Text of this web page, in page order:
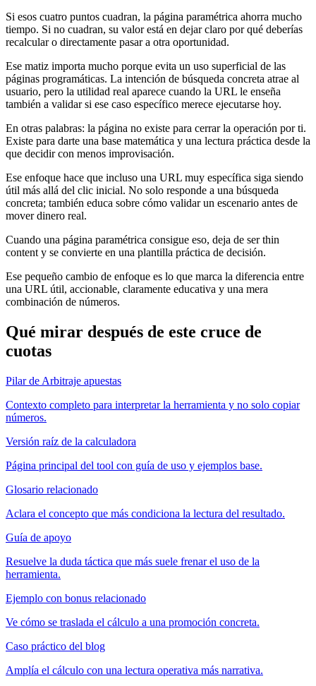
Si esos cuatro puntos cuadran, la página paramétrica ahorra mucho
tiempo. Si no cuadran, su valor está en dejar claro por qué deberías
recalcular o directamente pasar a otra oportunidad.
Ese matiz importa mucho porque evita un uso superficial de las
páginas programáticas. La intención de búsqueda concreta atrae al
usuario, pero la utilidad real aparece cuando la URL le enseña
también a validar si ese caso específico merece ejecutarse hoy.
En otras palabras: la página no existe para cerrar la operación por ti.
Existe para darte una base matemática y una lectura práctica desde la
que decidir con menos improvisación.
Ese enfoque hace que incluso una URL muy específica siga siendo
útil más allá del clic inicial. No solo responde a una búsqueda
concreta; también educa sobre cómo validar un escenario antes de
mover dinero real.
Cuando una página paramétrica consigue eso, deja de ser thin
content y se convierte en una plantilla práctica de decisión.
Ese pequeño cambio de enfoque es lo que marca la diferencia entre
una URL útil, accionable, claramente educativa y una mera
combinación de números.
Qué mirar después de este cruce de
cuotas
Pilar de Arbitraje apuestas
Contexto completo para interpretar la herramienta y no solo copiar
números.
Versión raíz de la calculadora
Página principal del tool con guía de uso y ejemplos base.
Glosario relacionado
Aclara el concepto que más condiciona la lectura del resultado.
Guía de apoyo
Resuelve la duda táctica que más suele frenar el uso de la
herramienta.
Ejemplo con bonus relacionado
Ve cómo se traslada el cálculo a una promoción concreta.
Caso práctico del blog
Amplía el cálculo con una lectura operativa más narrativa.